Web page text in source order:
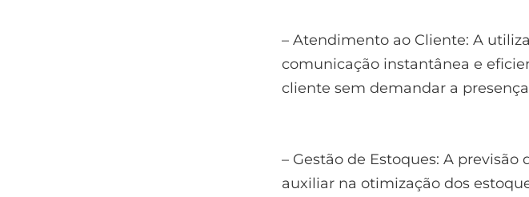
– Atendimento ao Cliente: A
comunicação instantânea e
cliente sem demandar a
– Gestão de Estoques: A
auxiliar na otimização dos